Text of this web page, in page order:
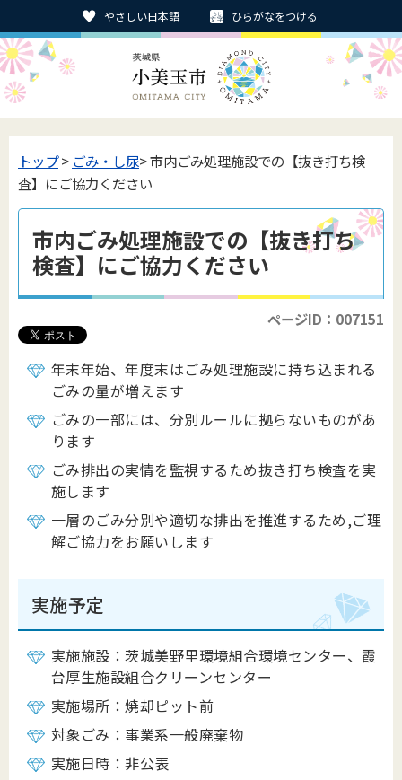
やさしい日本語 ひらがなをつける
トップ> ごみ・し尿> 市内ごみ処理施設での【抜き打ち検
査】にご協力ください
市内ごみ処理施設での【抜き打ち
検査】にご協力ください
ページID：007151
年末年始、年度末はごみ処理施設に持ち込まれる
ごみの量が増えます
ごみの一部には、分別ルールに拠らないものがあ
ります
ごみ排出の実情を監視するため抜き打ち検査を実
施します
一層のごみ分別や適切な排出を推進するため,ご理
解ご協力をお願いします
実施予定
実施施設：茨城美野里環境組合環境センター、霞
台厚生施設組合クリーンセンター
実施場所：焼却ピット前
対象ごみ：事業系一般廃棄物
実施日時：非公表